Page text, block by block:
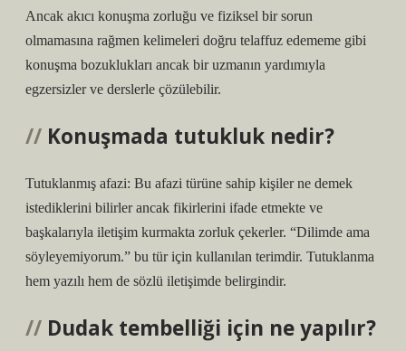
Ancak akıcı konuşma zorluğu ve fiziksel bir sorun
olmamasına rağmen kelimeleri doğru telaffuz edememe gibi
konuşma bozuklukları ancak bir uzmanın yardımıyla
egzersizler ve derslerle çözülebilir.
Konuşmada tutukluk nedir?
Tutuklanmış afazi: Bu afazi türüne sahip kişiler ne demek
istediklerini bilirler ancak fikirlerini ifade etmekte ve
başkalarıyla iletişim kurmakta zorluk çekerler. “Dilimde ama
söyleyemiyorum.” bu tür için kullanılan terimdir. Tutuklanma
hem yazılı hem de sözlü iletişimde belirgindir.
Dudak tembelliği için ne yapılır?